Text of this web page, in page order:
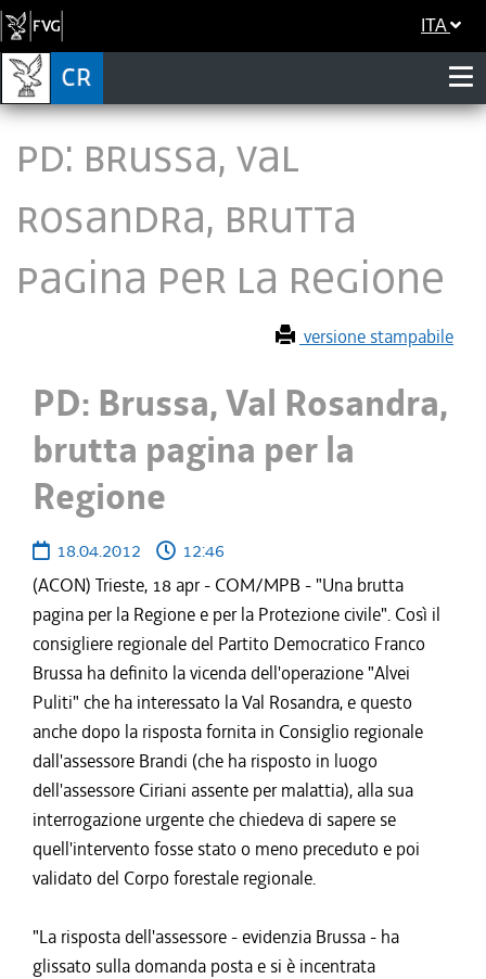
ITA
PD: Brussa, Val
Rosandra, brutta
pagina per la Regione
versione stampabile
PD: Brussa, Val Rosandra,
brutta pagina per la
Regione
18.04.2012
12:46
(ACON) Trieste, 18 apr - COM/MPB - "Una brutta
pagina per la Regione e per la Protezione civile". Così il
consigliere regionale del Partito Democratico Franco
Brussa ha definito la vicenda dell'operazione "Alvei
Puliti" che ha interessato la Val Rosandra, e questo
anche dopo la risposta fornita in Consiglio regionale
dall'assessore Brandi (che ha risposto in luogo
dell'assessore Ciriani assente per malattia), alla sua
interrogazione urgente che chiedeva di sapere se
quell'intervento fosse stato o meno preceduto e poi
validato del Corpo forestale regionale.
"La risposta dell'assessore - evidenzia Brussa - ha
glissato sulla domanda posta e si è incentrata